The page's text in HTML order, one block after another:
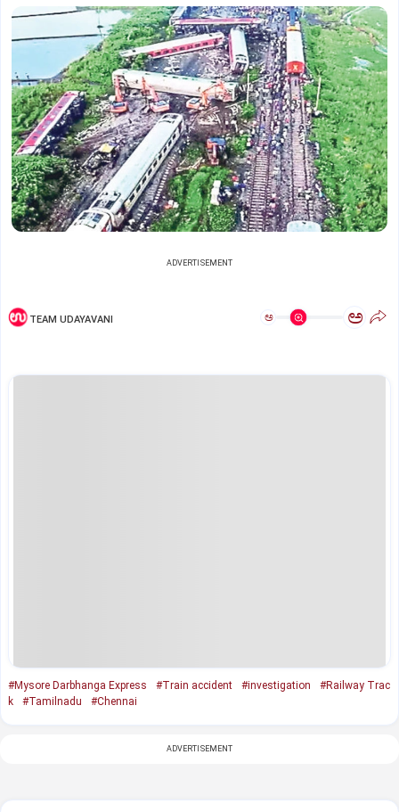
ADVERTISEMENT
TEAM UDAYAVANI ಅ ಅ
#Mysore Darbhanga Express #Train accident #investigation
#Railway Trac
k
#Tamilnadu #Chennai
ADVERTISEMENT